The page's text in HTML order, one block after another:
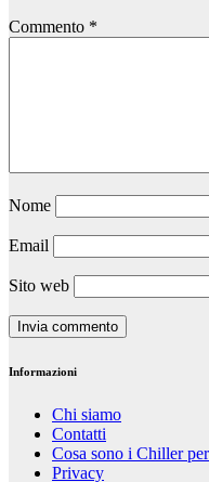
Commento *
Nome
Email
Sito web
Informazioni
Chi siamo
Contatti
Cosa sono i Chiller
Privacy